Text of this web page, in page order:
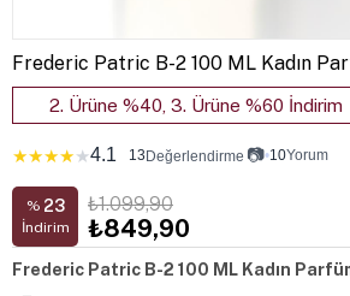
Frederic Patric B-2 100 ML Kadın
2. Ürüne %40, 3. Ürüne %60 İndirim
★★★★★4.1 13 Değerlendirme 📷•10Yorum
% 23
İndirim
₺1.099,90
₺849,90
Frederic Patric B-2 100 ML Kadın